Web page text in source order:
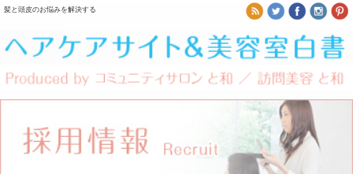
髪と頭皮のお悩みを解決する